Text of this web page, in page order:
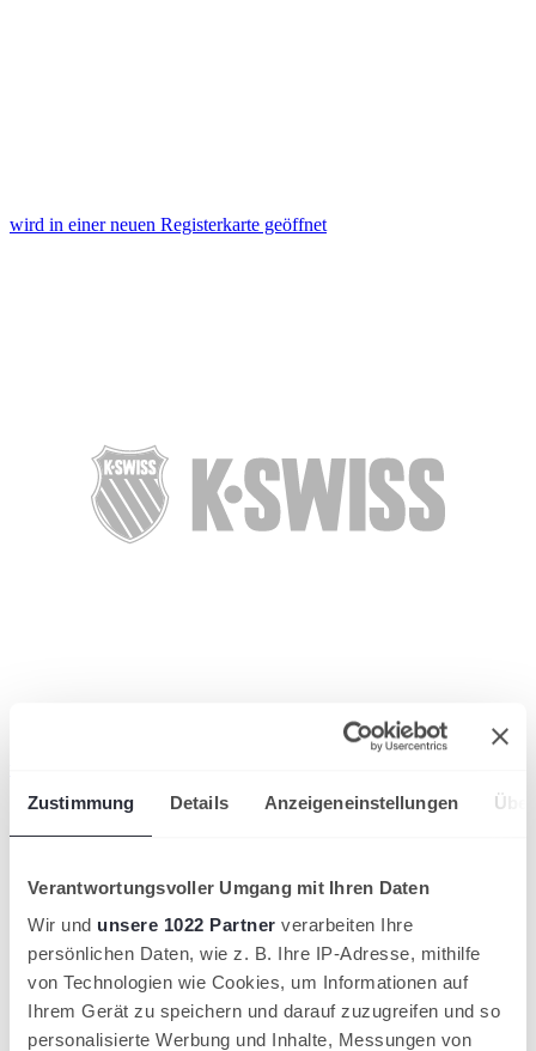
Zustimmung Details Anzeigeneinstellungen
Verantwortungsvoller Umgang mit Ihren Daten
Wir und unsere 1022 Partner verarbeiten Ihre
persönlichen Daten, wie z. B. Ihre IP-Adresse, mithilfe
von Technologien wie Cookies, um Informationen auf
Ihrem Gerät zu speichern und darauf zuzugreifen und so
personalisierte Werbung und Inhalte, Messungen von
wird in einer neuen Registerkarte geöffnet